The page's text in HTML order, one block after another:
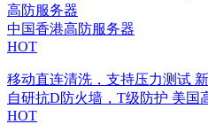
高防服务器
中国香港高防服务器
HOT
移动直连清洗，支持压力测试
自研抗D防火墙，T级防护 美国
HOT